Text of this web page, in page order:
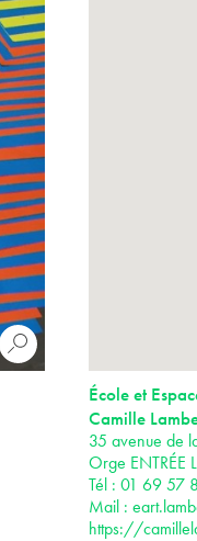
École et
Camille
35 avenue de
Orge ENTRÉE
Tél : 01 69 57
Mail :
https://